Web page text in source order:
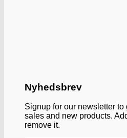
Nyhedsbrev
Signup for our newsletter to
sales and new products.
remove it.